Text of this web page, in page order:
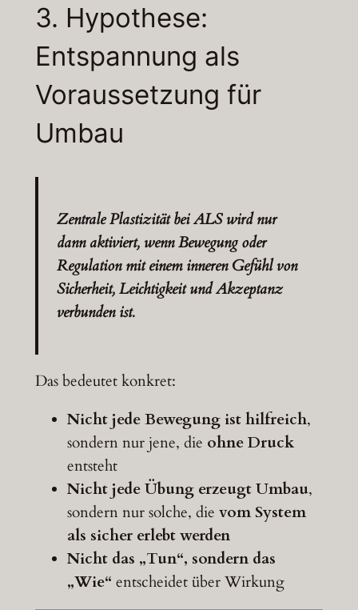
3. Hypothese:
Entspannung als
Voraussetzung für
Umbau
Zentrale Plastizität bei ALS wird nur
dann aktiviert, wenn Bewegung oder
Regulation mit einem inneren Gefühl von
Sicherheit, Leichtigkeit und Akzeptanz
verbunden ist.
Das bedeutet konkret:
Nicht jede Bewegung ist hilfreich,
sondern nur jene, die ohne Druck
entsteht
Nicht jede Übung erzeugt Umbau,
sondern nur solche, die vom System
als sicher erlebt werden
Nicht das „Tun“, sondern das
„Wie“ entscheidet über Wirkung